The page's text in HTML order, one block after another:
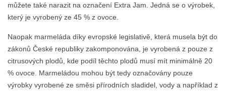
můžete také narazit na označení Extra Jam. Jedná se o výrobek,
který je vyrobený ze 45 % z ovoce.
Naopak marmeláda díky evropské legislativě, která musela být do
zákonů České republiky zakomponována, je vyrobená z pouze z
citrusových plodů, kde podíl těchto plodů musí mít minimálně 20
% ovoce. Marmeládou mohou být tedy označovány pouze
výrobky vyrobené ze směsi přírodních sladidel, vody a například z